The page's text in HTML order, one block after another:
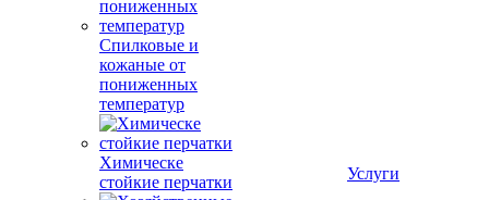
Спилковые и
кожаные от
пониженных
температур
Химическе
стойкие перчатки
Услуги